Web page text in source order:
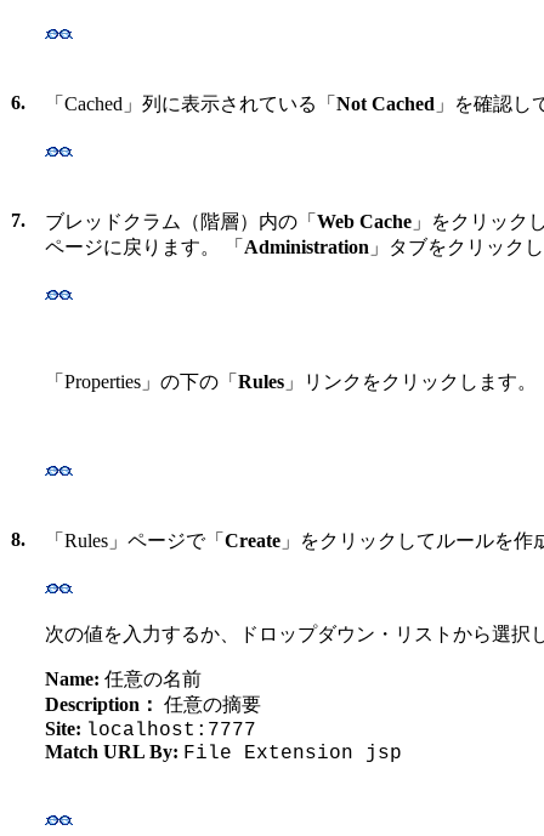
6. 「Cached」列に表示されている「 Not Cached 」を確認し
7. ブレッドクラム（階層）内の「 Web Cache 」をクリック
ページに戻ります。 「 Administration 」タブをクリック
「Properties」の下の「 Rules 」リンクをクリックします。
8. 「Rules」ページで「 Create 」をクリックしてルールを作
次の値を入力するか、ドロップダウン・リストから選択
Name: 任意の名前
Description： 任意の摘要
Site: localhost:7777
Match URL By: File Extension jsp